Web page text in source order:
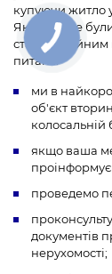
купуючи житло
Якими б не
стане
питань:
ми в
об'єкт
колосальній
якщо ваша
проведемо
документів
нерухомості;